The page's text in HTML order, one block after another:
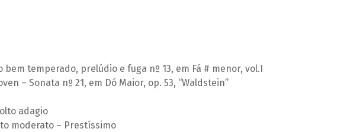
bem temperado, prelúdio e fuga nº 13, em Fá # menor, vol.I
– Sonata nº 21, em Dó Maior, op. 53, “Waldstein”
adagio
moderato – Prestíssimo